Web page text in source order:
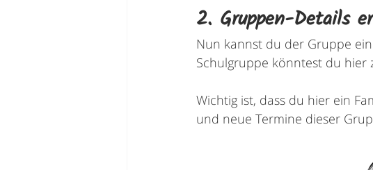
2. Gruppen-Details
Nun kannst du der Gruppe
Schulgruppe könntest du hier
Wichtig ist, dass du hier ein
und neue Termine dieser